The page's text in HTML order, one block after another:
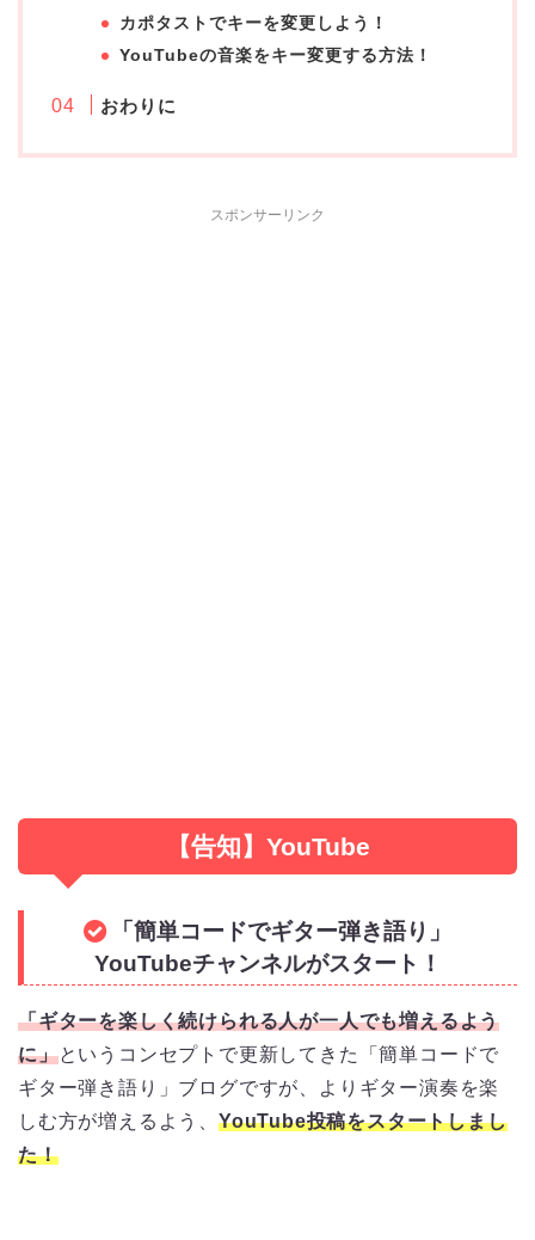
カポタストでキーを変更しよう！
YouTubeの音楽をキー変更する方法！
おわりに
スポンサーリンク
【告知】YouTube
「簡単コードでギター弾き語り」
YouTubeチャンネルがスタート！
「ギターを楽しく続けられる人が一人でも増えるよう
に」というコンセプトで更新してきた「簡単コードで
ギター弾き語り」ブログですが、よりギター演奏を楽
しむ方が増えるよう、 YouTube投稿をスタートしまし
た！